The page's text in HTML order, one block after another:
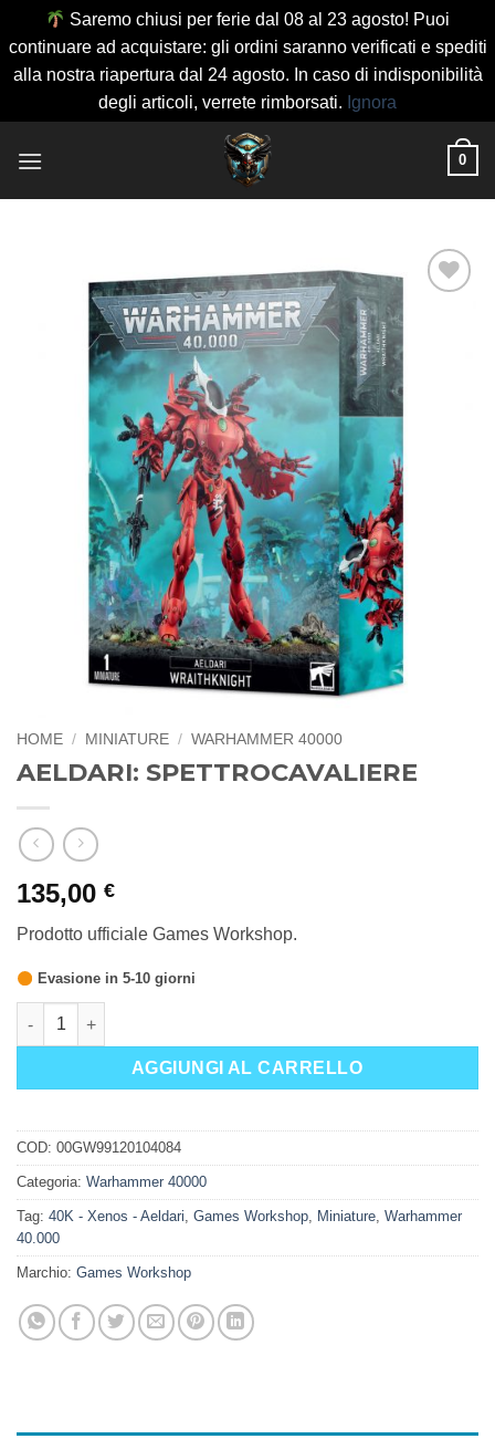
Saremo chiusi per ferie dal 08 al 23 agosto! Puoi
continuare ad acquistare: gli ordini saranno verificati e spediti
alla nostra riapertura dal 24 agosto. In caso di indisponibilità
degli articoli, verrete rimborsati. Ignora
0
HOME / MINIATURE / WARHAMMER 40000
AELDARI: SPETTROCAVALIERE
135,00 €
Prodotto ufficiale Games Workshop.
Evasione in 5-10 giorni
AELDARI: SPETTROCAVALIERE quantità
AGGIUNGI AL CARRELLO
COD: 00GW99120104084
Categoria: Warhammer 40000
Tag: 40K - Xenos - Aeldari, Games Workshop, Miniature, Warhammer
40.000
Marchio: Games Workshop